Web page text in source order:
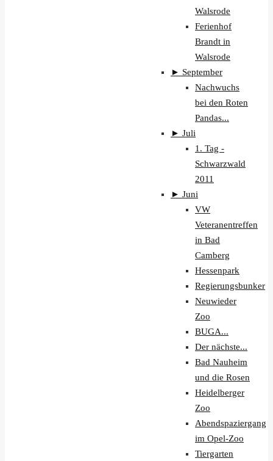
Walsrode
Ferienhof
Brandt in
Walsrode
► September
Nachwuchs
bei den Roten
Pandas...
► Juli
1. Tag -
Schwarzwald
2011
► Juni
VW
Veteranentreffen
in Bad
Camberg
Hessenpark
Regierungsbunker
Neuwieder
Zoo
BUGA...
Der nächste...
Bad Nauheim
und die Rosen
Heidelberger
Zoo
Abendspaziergang
im Opel-Zoo
Tiergarten